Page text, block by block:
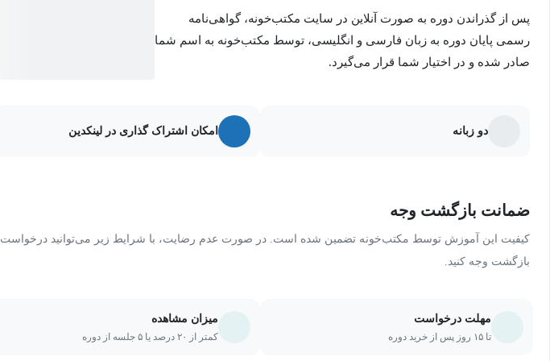
پس از گذراندن دوره به صورت آنلاین در سایت مکتب‌خونه، گواهی‌نامه
رسمی پایان دوره به زبان فارسی و انگلیسی، توسط مکتب‌خونه به اسم شما
صادر شده و در اختیار شما قرار می‌گیرد.
امکان اشتراک گذاری در لینکدین دو زبانه
ضمانت بازگشت وجه
کیفیت این آموزش توسط مکتب‌خونه تضمین شده است. در صورت عدم رضایت، با شرایط زیر می‌توانید درخواست
بازگشت وجه کنید.
مهلت درخواست
تا ۱۵ روز پس از خرید دوره
میزان مشاهده
کمتر از ۲۰ درصد یا ۵ جلسه از دوره